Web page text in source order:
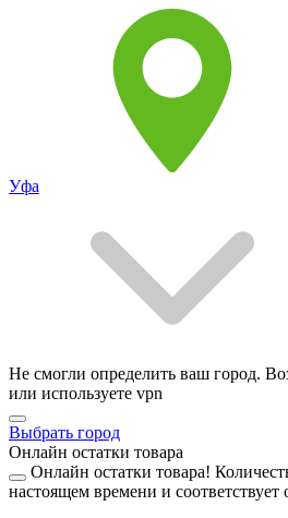
Уфа
Не смогли определить ваш город.
или используете vpn
Выбрать город
Онлайн остатки товара
Онлайн остатки товара!
настоящем времени и соответствует